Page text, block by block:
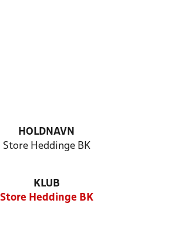
HOLDNAVN
Store Heddinge BK
KLUB
Store Heddinge BK